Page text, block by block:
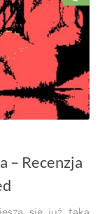
– Recenzja